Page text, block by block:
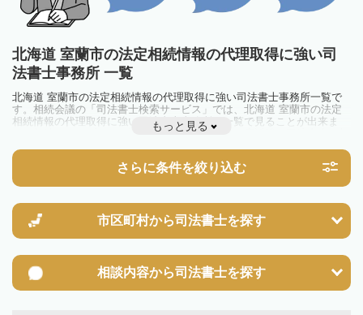
北海道 室蘭市の法定相続情報の代理取得に強い司
法書士事務所 一覧
北海道 室蘭市の法定相続情報の代理取得に強い司法書士事務所一覧で
す。相続会議の「司法書士検索サービス」では、北海道 室蘭市の法定
相続情報の代理取得に強い司法書士事務所を一覧で見ることが出来ま
す。相続のトラブルやお悩みを抱えている方は一度近隣の司法書士に相
もっと見る
さらに条件を絞り込む
市区町村から司法書士を探す
相談内容から司法書士を探す